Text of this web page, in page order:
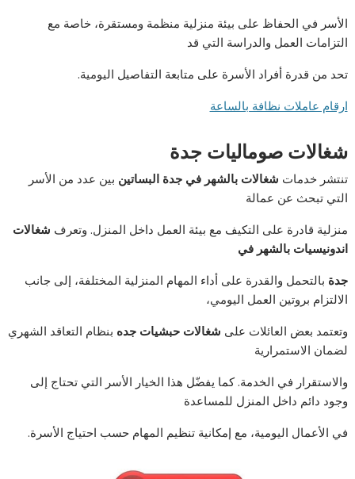
الأسر في الحفاظ على بيئة منزلية منظمة ومستقرة، خاصة مع
التزامات العمل والدراسة التي قد
تحد من قدرة أفراد الأسرة على متابعة التفاصيل اليومية.
ارقام عاملات نظافة بالساعة
شغالات صوماليات جدة
تنتشر خدمات شغالات بالشهر في جدة البساتين بين عدد من الأسر
التي تبحث عن عمالة
منزلية قادرة على التكيف مع بيئة العمل داخل المنزل. وتعرف شغالات
اندونيسيات بالشهر في
جدة بالتحمل والقدرة على أداء المهام المنزلية المختلفة، إلى جانب
الالتزام بروتين العمل اليومي،
وتعتمد بعض العائلات على شغالات حبشيات جده بنظام التعاقد الشهري
لضمان الاستمرارية
والاستقرار في الخدمة. كما يفضّل هذا الخيار الأسر التي تحتاج إلى
وجود دائم داخل المنزل للمساعدة
في الأعمال اليومية، مع إمكانية تنظيم المهام حسب احتياج الأسرة.